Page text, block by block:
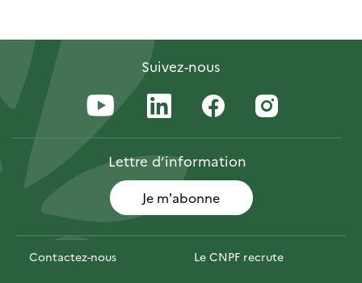
Suivez-nous
Lettred’information
Je m'abonne
Contactez-nous Le CNPF recrute